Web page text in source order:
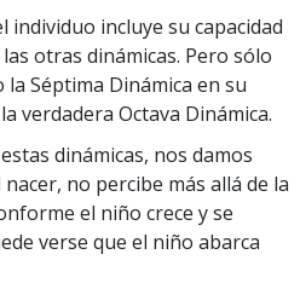
individuo incluye su capacidad
otras dinámicas. Pero sólo
la Séptima Dinámica en su
verdadera Octava Dinámica.
dinámicas, nos damos
no percibe más allá de la
el niño crece y se
verse que el niño abarca